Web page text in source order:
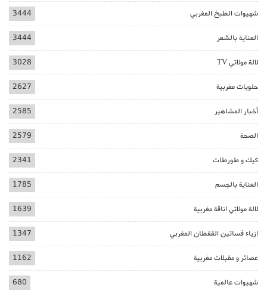
شهيوات الطبخ المغربي 3444
العناية بالشعر 3444
لالة مولاتي TV 3028
حلويات مغربية 2627
أخبار المشاهير 2585
الصحة 2579
كيك و طورطات 2341
العناية بالجسم 1785
لالة مولاتي اناقة مغربية 1639
ازياء فساتين القفطان المغربي 1347
عصائر و مقبلات مغربية 1162
شهيوات عالمية 680